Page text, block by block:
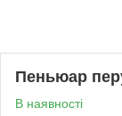
Пеньюар
В наявності